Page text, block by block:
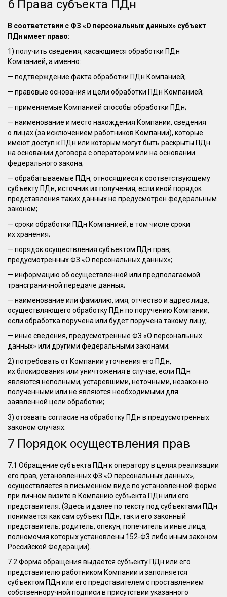
6 Права субъекта ПДн
В соответствии с ФЗ «О персональных данных» субъект
ПДн имеет право:
1) получить сведения, касающиеся обработки ПДн
Компанией, а именно:
— подтверждение факта обработки ПДн Компанией;
— правовые основания и цели обработки ПДн Компанией;
— применяемые Компанией способы обработки ПДн;
— наименование и место нахождения Компании, сведения
о лицах (за исключением работников Компании), которые
имеют доступ к ПДн или которым могут быть раскрыты ПДн
на основании договора с оператором или на основании
федерального закона;
— обрабатываемые ПДн, относящиеся к соответствующему
субъекту ПДн, источник их получения, если иной порядок
представления таких данных не предусмотрен федеральным
законом;
— сроки обработки ПДн Компанией, в том числе сроки
их хранения;
— порядок осуществления субъектом ПДн прав,
предусмотренных ФЗ «О персональных данных»;
— информацию об осуществленной или предполагаемой
трансграничной передаче данных;
— наименование или фамилию, имя, отчество и адрес лица,
осуществляющего обработку ПДн по поручению Компании,
если обработка поручена или будет поручена такому лицу;
— иные сведения, предусмотренные ФЗ «О персональных
данных» или другими федеральными законами;
2) потребовать от Компании уточнения его ПДн,
их блокирования или уничтожения в случае, если ПДн
являются неполными, устаревшими, неточными, незаконно
полученными или не являются необходимыми для
заявленной цели обработки;
3) отозвать согласие на обработку ПДн в предусмотренных
законом случаях.
7 Порядок осуществления прав
7.1 Обращение субъекта ПДн к оператору в целях реализации
его прав, установленных ФЗ «О персональных данных»,
осуществляется в письменном виде по установленной форме
при личном визите в Компанию субъекта ПДн или его
представителя. (Здесь и далее по тексту под субъектами ПДн
понимается как сам субъект ПДн, так и его законный
представитель: родитель, опекун, попечитель и иные лица,
полномочия которых установлены 152-ФЗ либо иным законом
Российской Федерации).
7.2 Форма обращения выдается субъекту ПДн или его
представителю работником Компании и заполняется
субъектом ПДн или его представителем с проставлением
собственноручной подписи в присутствии указанного